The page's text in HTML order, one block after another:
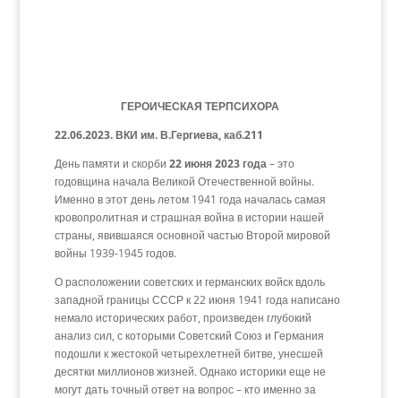
ГЕРОИЧЕСКАЯ ТЕРПСИХОРА
22.06.2023. ВКИ им. В.Гергиева, каб.211
День памяти и скорби 22 июня 2023 года– это
годовщина начала Великой Отечественной войны.
Именно в этот день летом 1941 года началась самая
кровопролитная и страшная война в истории нашей
страны, явившаяся основной частью Второй мировой
войны 1939-1945 годов.
О расположении советских и германских войск вдоль
западной границы СССР к 22 июня 1941 года написано
немало исторических работ, произведен глубокий
анализ сил, с которыми Советский Союз и Германия
подошли к жестокой четырехлетней битве, унесшей
десятки миллионов жизней. Однако историки еще не
могут дать точный ответ на вопрос – кто именно за